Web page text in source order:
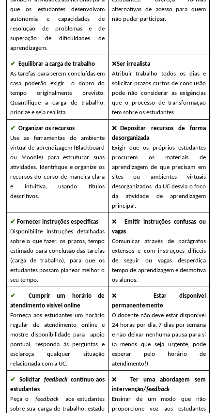
que os estudantes desenvolvam
autonomia e capacidades de
resolução de problemas e de
superação de dificuldades de
aprendizagem.
alternativas de acesso para quem
não puder participar.
✔
Equilibrar a carga de trabalho
As tarefas para serem concluídas em
casa poderão exigir  o dobro do
tempo originalmente previsto.
Quantifique a carga de trabalho,
priorize e seja realista.
❌Ser irrealista
Atribuir trabalho todos os dias e
solicitar prazos curtos de conclusão
pode não considerar as exigências
que o processo de transformação
tem sobre os estudantes.
✔ Organizar os recursos
Use as ferramentas do ambiente
virtual de aprendizagem (Blackboard
ou Moodle) para estruturar suas
atividades. Identifique e organize os
recursos do curso de maneira clara
e intuitiva, usando títulos
descritivos.
❌
Depositar recursos de forma
desorganizada
Exigir que os próprios estudantes
procurem os materiais de
aprendizagem de que precisam em
sites ou ambientes virtuais
desorganizados  da UC desvia o foco
da atividade de aprendizagem
principal.
✔ Fornecer instruções específicas
Disponibilize instruções detalhadas
sobre o que fazer, os prazos, tempo
estimado para conclusão das tarefas
(carga de trabalho), para que os
estudantes possam planear melhor o
seu tempo.
❌
Emitir instruções confusas ou
vagas
Comunicar através de parágrafos
extensos e com instruções difíceis
de seguir ou vagas desperdiça
tempo de aprendizagem e desmotiva
os alunos.
✔
Cumprir um horário de
atendimento visível online
Forneça aos estudantes um horário
regular de atendimento online e
mostre disponibilidade para  apoio
pontual, responda às perguntas e
esclareça qualquer situação
relacionada com a UC.
❌
Estar disponível
permanentemente
O docente não deve estar disponível
24 horas por dia, 7 dias por semana
e não deixar nenhuma pausa para si
(a menos que seja urgente, pode
esperar pelo horário de
atendimento!)
✔ Solicitar feedback contínuo aos
estudantes
Peça o
feedback
aos estudantes
sobre sua carga de trabalho, estado
❌
Ter uma abordagem sem
intervenção/feedback
Ensinar de um modo que não
proporcione voz aos estudantes